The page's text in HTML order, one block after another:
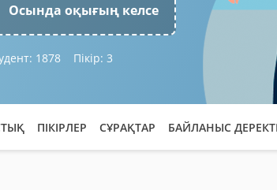
Осында оқығың келсе
1878 Пікір: 3
ПІКІРЛЕР СҰРАҚТАР БАЙЛАНЫС